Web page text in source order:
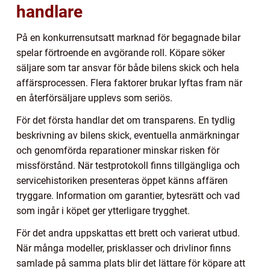
handlare
På en konkurrensutsatt marknad för begagnade bilar
spelar förtroende en avgörande roll. Köpare söker
säljare som tar ansvar för både bilens skick och hela
affärsprocessen. Flera faktorer brukar lyftas fram när
en återförsäljare upplevs som seriös.
För det första handlar det om transparens. En tydlig
beskrivning av bilens skick, eventuella anmärkningar
och genomförda reparationer minskar risken för
missförstånd. När testprotokoll finns tillgängliga och
servicehistoriken presenteras öppet känns affären
tryggare. Information om garantier, bytesrätt och vad
som ingår i köpet ger ytterligare trygghet.
För det andra uppskattas ett brett och varierat utbud.
När många modeller, prisklasser och drivlinor finns
samlade på samma plats blir det lättare för köpare att